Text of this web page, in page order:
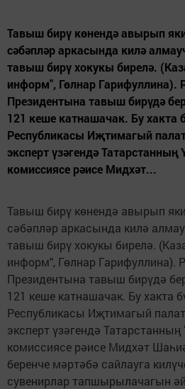
Тавыш бирү көнендә авырып
сәбәпләр аркасында килә
тавыш бирү хокукы бирелә.
информ", Гөлнар Гарифуллина).
Президентына тавыш бирүдә
121 кеше катнашачак. Бу хакта
Республикасы Иҗтимагый
эксперт үзәгендә Татарстанның
комиссиясе рәисе Мидхәт...
Тавыш бирү көнендә авырып
сәбәпләр аркасында килә
тавыш бирү хокукы бирелә.
информ", Гөлнар Гарифуллина).
Президентына тавыш бирүдә
121 кеше катнашачак. Бу хакта
Республикасы Иҗтимагый
эксперт үзәгендә Татарстанның
комиссиясе рәисе Мидхәт
беренче мәртәбә сайлауга
сувенирлар тапшырылачагын